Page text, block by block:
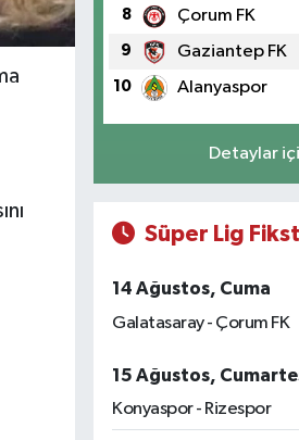
8 Çorum FK
9 Gaziantep FK
10 Alanyaspor
Detaylar
Süper Lig
14 Ağustos, Cuma
Galatasaray - Çorum FK
15 Ağustos,
Konyaspor - Rizespor